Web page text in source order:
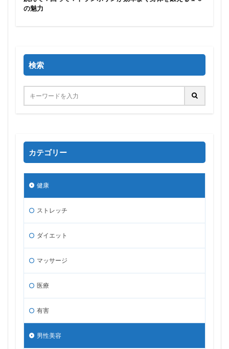
の魅力
検索
カテゴリー
健康
ストレッチ
ダイエット
マッサージ
医療
有害
男性美容